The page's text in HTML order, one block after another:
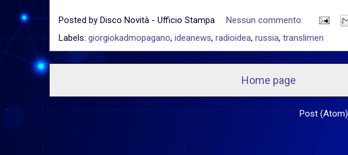
Posted by Disco Novità - Ufficio Stampa
Nessun commento:
Labels: giorgiokadmopagano, ideanews, radioidea, russia, translimen
Home page
Post (Atom)